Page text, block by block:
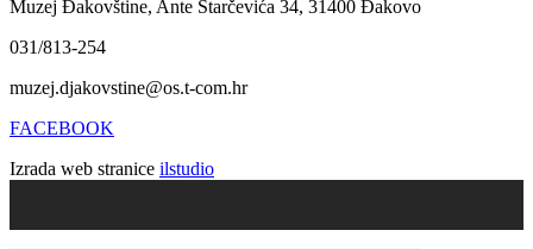
Muzej Đakovštine, Ante Starčevića 34, 31400 Đakovo
031/813-254
muzej.djakovstine@os.t-com.hr
FACEBOOK
Izrada web stranice ilstudio